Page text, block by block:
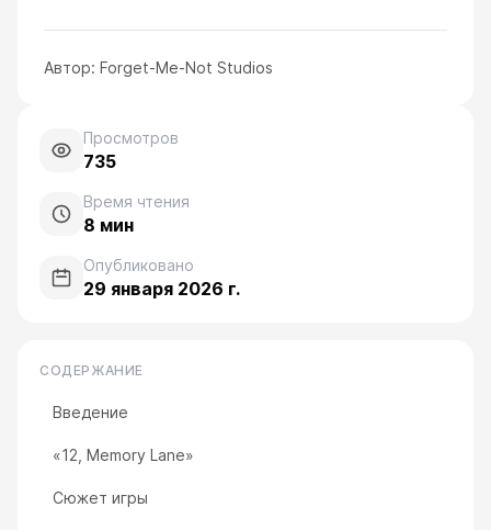
Автор: Forget-Me-Not Studios
Просмотров
735
Время чтения
8 мин
Опубликовано
29 января 2026 г.
СОДЕРЖАНИЕ
Введение
«12, Memory Lane»
Сюжет игры